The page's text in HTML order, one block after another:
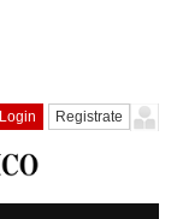
Login Registrate